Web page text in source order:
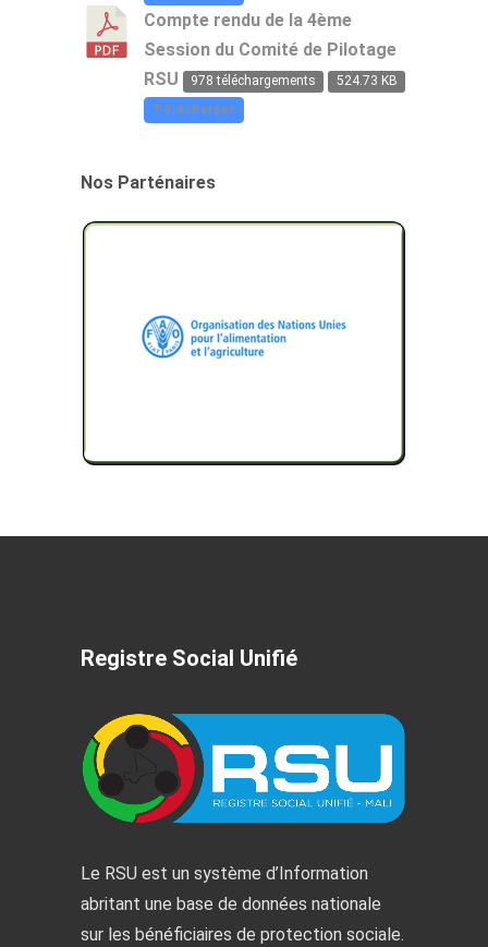
Compte rendu de la 4ème
Session du Comité de Pilotage
RSU
978 téléchargements 524.73 KB
Télécharger
Nos Parténaires
Registre Social Unifié
Le RSU est un système d’Information
abritant une base de données nationale
sur les bénéficiaires de protection sociale.